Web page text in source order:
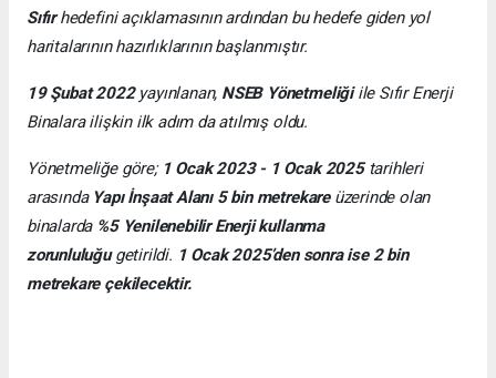
Sıfırhedefini açıklamasının ardından bu hedefe giden yol
haritalarının hazırlıklarının başlanmıştır.
19 Şubat 2022 yayınlanan, NSEB Yönetmeliğiile Sıfır Enerji
Binalara ilişkin ilk adım da atılmış oldu.
Yönetmeliğe göre; 1 Ocak 2023 - 1 Ocak 2025 tarihleri
arasında Yapı İnşaat Alanı 5 bin metrekare üzerinde olan
binalarda%5 Yenilenebilir Enerji kullanma
zorunluluğugetirildi. 1 Ocak 2025’den sonra ise 2 bin
metrekare çekilecektir.